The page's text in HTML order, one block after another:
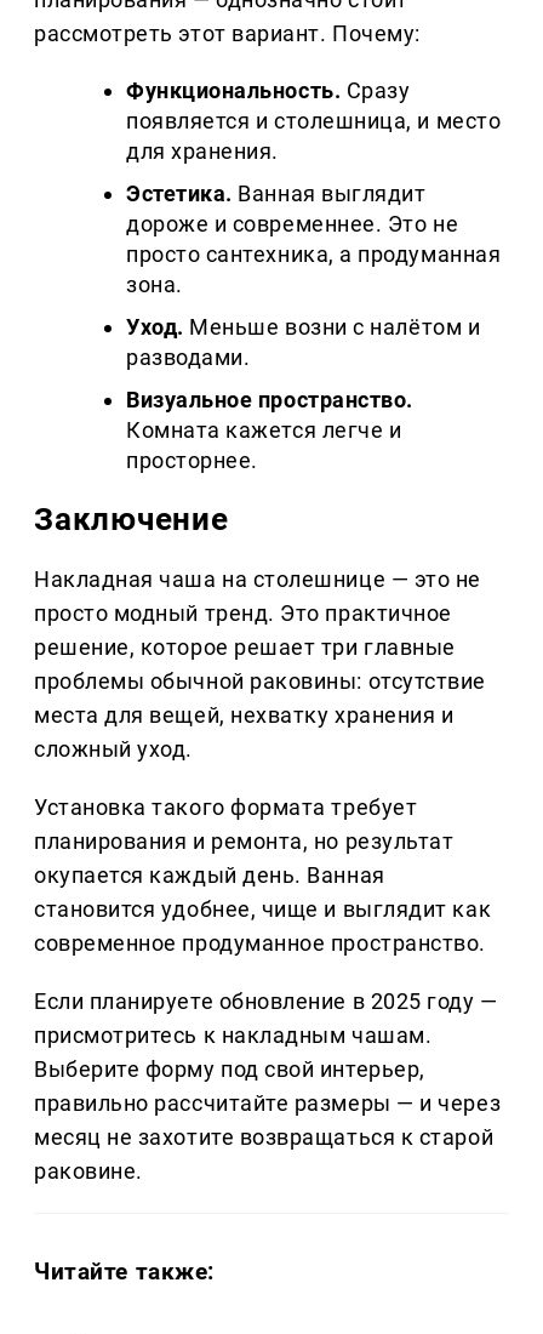
рассмотреть этот вариант. Почему:
Функциональность. Сразу
появляется и столешница, и место
для хранения.
Эстетика. Ванная выглядит
дороже и современнее. Это не
просто сантехника, а продуманная
зона.
Уход. Меньше возни с налётом и
разводами.
Визуальное пространство.
Комната кажется легче и
просторнее.
Заключение
Накладная чаша на столешнице — это не
просто модный тренд. Это практичное
решение, которое решает три главные
проблемы обычной раковины: отсутствие
места для вещей, нехватку хранения и
сложный уход.
Установка такого формата требует
планирования и ремонта, но результат
окупается каждый день. Ванная
становится удобнее, чище и выглядит как
современное продуманное пространство.
Если планируете обновление в 2025 году —
присмотритесь к накладным чашам.
Выберите форму под свой интерьер,
правильно рассчитайте размеры — и через
месяц не захотите возвращаться к старой
раковине.
Читайте также: